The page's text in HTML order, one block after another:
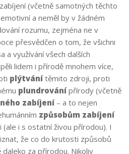
(včetně samotných těchto
a neměl by v žádném
rozumu, zejména ne v
přesvědčen o tom, že všichni
a využívání všech dalších
lidem i přírodě mnohem více,
plýtvánítěmito zdroji, proti
plundrovánípřírody (včetně
zabíjení– a to nejen
způsobům zabíjení
(ale i s ostatní živou přírodou). I
že co do krutosti způsobů
za přírodou. Nikoliv